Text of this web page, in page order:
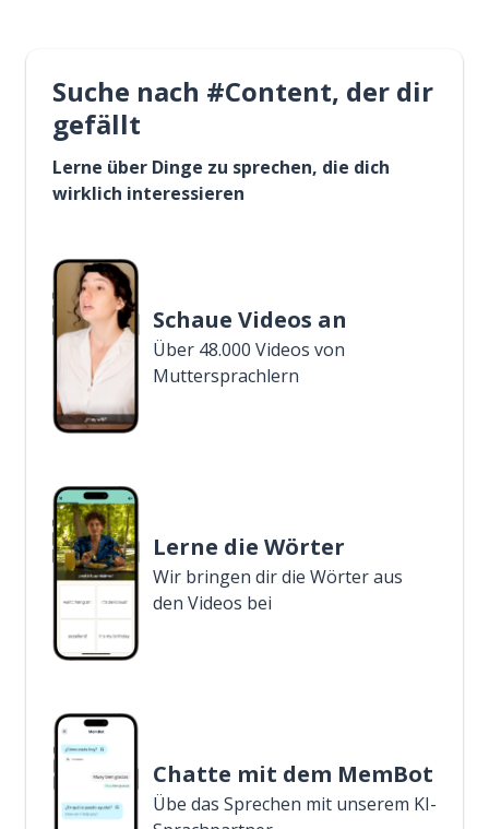
Suche nach #Content, der dir
gefällt
Lerne über Dinge zu sprechen, die dich
wirklich interessieren
Schaue Videos an
Über 48.000 Videos von
Muttersprachlern
Lerne die Wörter
Wir bringen dir die Wörter aus
den Videos bei
Chatte mit dem MemBot
Übe das Sprechen mit unserem KI-